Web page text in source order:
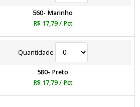
560- Marinho
R$ 17,79 / Pct
Quantidade
580- Preto
R$ 17,79 / Pct